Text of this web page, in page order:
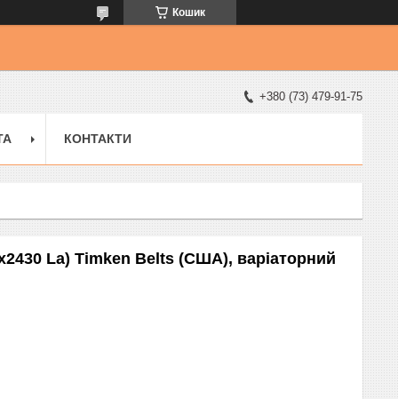
Кошик
+380 (73) 479-91-75
КОНТАКТИ
La) Timken Belts (США), варіаторний